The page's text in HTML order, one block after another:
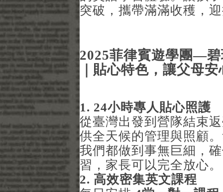
突破，攜帶滿滿收穫，
2025菲律賓遊學團—
｜貼心特色，讓父母安
1. 24小時專人貼心照護
從臺灣出發到營隊結束
供全天候的管理與照顧
我們都做到事無巨細，
習，家長可以完全放心。
2. 高效密集英文課程